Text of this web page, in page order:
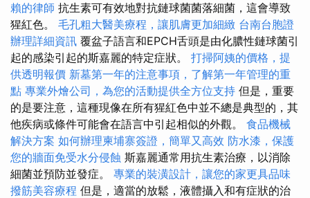
賴的律師 抗生素可有效地對抗鏈球菌菌落細菌，這會導致
猩紅色。 毛孔粗大醫美療程，讓肌膚更加細緻 台南台胞證
辦理詳細資訊 覆盆子語言和EPCH舌頭是由化膿性鏈球菌引
起的感染引起的斯嘉麗的特定症狀。 打掃阿姨的價格，提
供透明報價 新墓第一年的注意事項，了解第一年管理的重
點 專業外燴公司，為您的活動提供全方位支持 但是，重要
的是要注意，這種現像在所有猩紅色中並不總是典型的，其
他疾病或條件可能會在語言中引起相似的外觀。 食品機械
解決方案 如何辦理柬埔寨簽證，簡單又高效 防水漆，保護
您的牆面免受水分侵蝕 斯嘉麗通常用抗生素治療，以消除
細菌並預防並發症。 專業的裝潢設計，讓您的家更具品味
撥筋美容療程 但是，適當的放鬆，液體攝入和有症狀的治